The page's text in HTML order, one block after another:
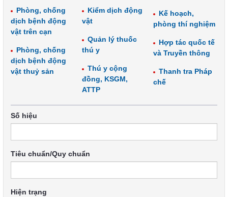
Phòng, chống
dịch bệnh động
vật trên cạn
Phòng, chống
dịch bệnh động
vật thuỷ sản
Kiểm dịch động
vật
Quản lý thuốc
thú y
Thú y cộng
đồng, KSGM,
ATTP
Kế hoạch,
phòng thí nghiệm
Hợp tác quốc tế
và Truyền thông
Thanh tra Pháp
chế
Số hiệu
Tiêu chuẩn/Quy chuẩn
Hiện trạng